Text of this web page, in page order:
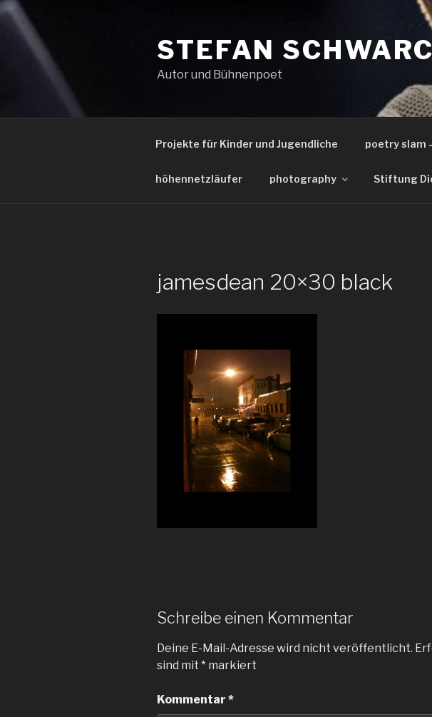
Zum
Inhalt
springen
STEFAN
Autor und Bühnenpoet
Projekte für Kinder und Jugendliche poetry slam
höhennetzläufer photography Stiftung
jamesdean 20×30 black
Schreibe einen Kommentar
Deine E-Mail-Adresse wird nicht veröffentlicht.
sind mit * markiert
Kommentar *